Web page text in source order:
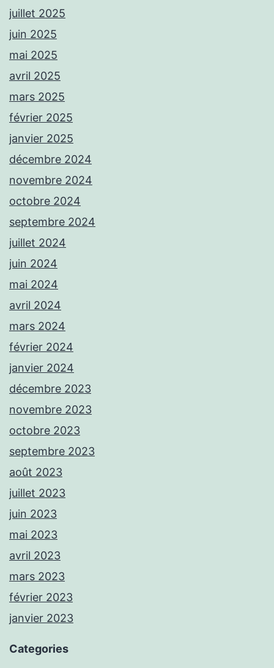
juillet 2025
juin 2025
mai 2025
avril 2025
mars 2025
février 2025
janvier 2025
décembre 2024
novembre 2024
octobre 2024
septembre 2024
juillet 2024
juin 2024
mai 2024
avril 2024
mars 2024
février 2024
janvier 2024
décembre 2023
novembre 2023
octobre 2023
septembre 2023
août 2023
juillet 2023
juin 2023
mai 2023
avril 2023
mars 2023
février 2023
janvier 2023
Categories